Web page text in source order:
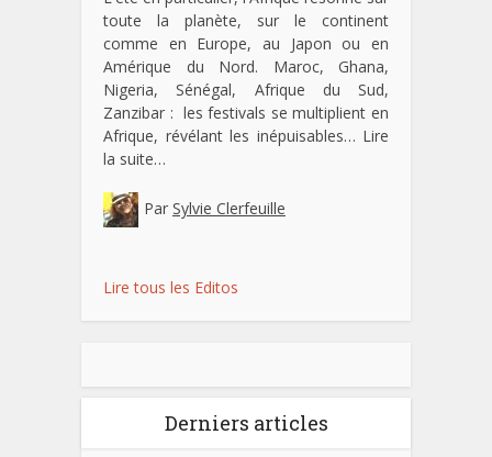
toute la planète, sur le continent
comme en Europe, au Japon ou en
Amérique du Nord. Maroc, Ghana,
Nigeria, Sénégal, Afrique du Sud,
Zanzibar : les festivals se multiplient en
Afrique, révélant les inépuisables… Lire
la suite…
Par Sylvie Clerfeuille
Lire tous les Editos
Derniers articles